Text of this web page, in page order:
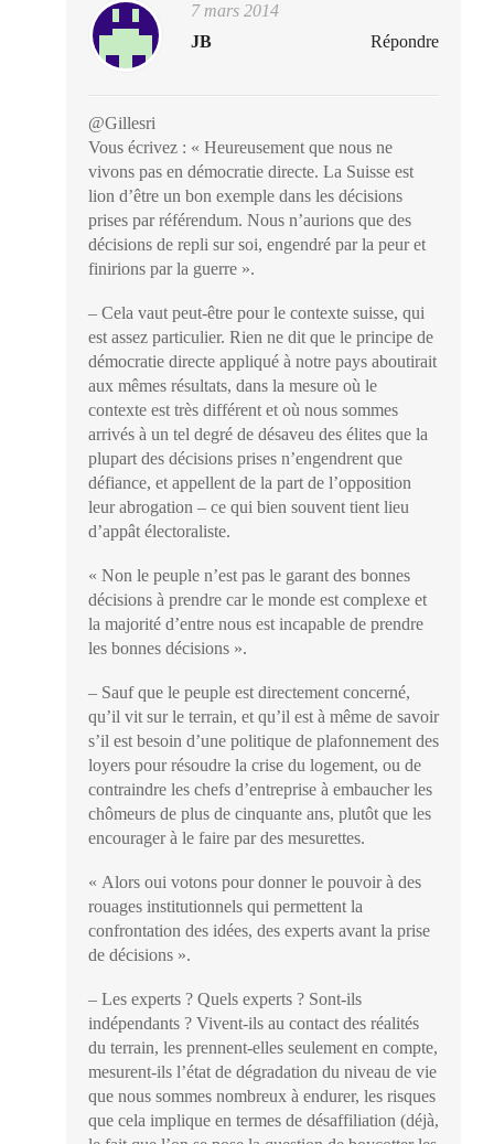
7 mars 2014
JB
Répondre
@Gillesri
Vous écrivez : « Heureusement que nous ne
vivons pas en démocratie directe. La Suisse est
lion d’être un bon exemple dans les décisions
prises par référendum. Nous n’aurions que des
décisions de repli sur soi, engendré par la peur et
finirions par la guerre ».
– Cela vaut peut-être pour le contexte suisse, qui
est assez particulier. Rien ne dit que le principe de
démocratie directe appliqué à notre pays aboutirait
aux mêmes résultats, dans la mesure où le
contexte est très différent et où nous sommes
arrivés à un tel degré de désaveu des élites que la
plupart des décisions prises n’engendrent que
défiance, et appellent de la part de l’opposition
leur abrogation – ce qui bien souvent tient lieu
d’appât électoraliste.
« Non le peuple n’est pas le garant des bonnes
décisions à prendre car le monde est complexe et
la majorité d’entre nous est incapable de prendre
les bonnes décisions ».
– Sauf que le peuple est directement concerné,
qu’il vit sur le terrain, et qu’il est à même de savoir
s’il est besoin d’une politique de plafonnement des
loyers pour résoudre la crise du logement, ou de
contraindre les chefs d’entreprise à embaucher les
chômeurs de plus de cinquante ans, plutôt que les
encourager à le faire par des mesurettes.
« Alors oui votons pour donner le pouvoir à des
rouages institutionnels qui permettent la
confrontation des idées, des experts avant la prise
de décisions ».
– Les experts ? Quels experts ? Sont-ils
indépendants ? Vivent-ils au contact des réalités
du terrain, les prennent-elles seulement en compte,
mesurent-ils l’état de dégradation du niveau de vie
que nous sommes nombreux à endurer, les risques
que cela implique en termes de désaffiliation (déjà,